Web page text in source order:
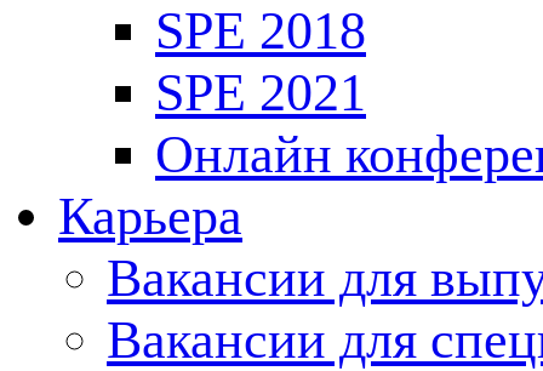
SPE 2018
SPE 2021
Онлайн
Карьера
Вакансии для
Вакансии для